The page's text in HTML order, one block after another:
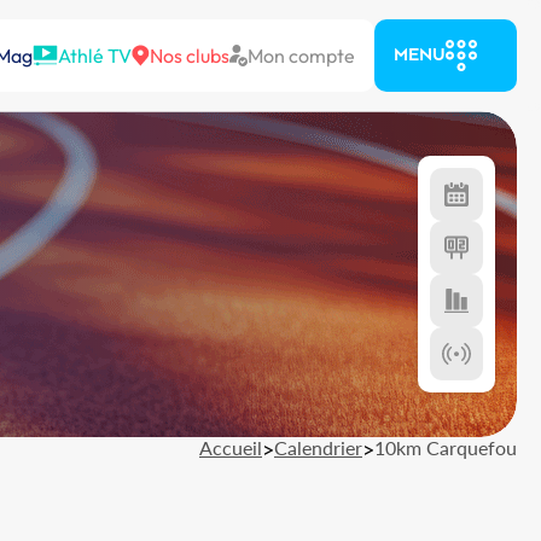
Athlé TV Nos clubs Mon compte MENU
Accueil>Calendrier>10km Carquefou